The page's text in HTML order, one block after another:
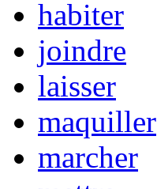
habiter
joindre
laisser
maquiller
marcher